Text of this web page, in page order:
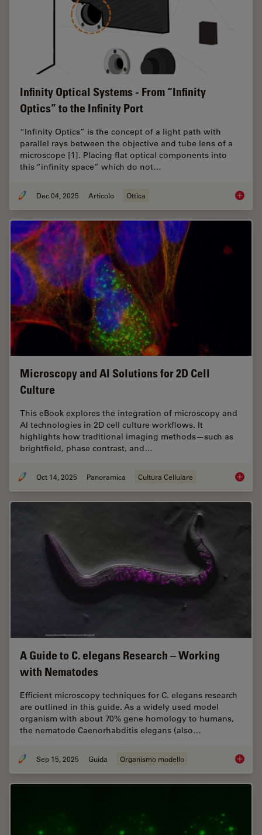
Infinity Optical Systems - From “Infinity
Optics” to the Infinity Port
“Infinity Optics” is the concept of a light path with
parallel rays between the objective and tube lens of a
microscope [1]. Placing flat optical components into
this “infinity space” which do not…
Dec 04, 2025 Articolo Ottica Infinity
Microscopy and AI Solutions for 2D Cell
Culture
This eBook explores the integration of microscopy and
AI technologies in 2D cell culture workflows. It
highlights how traditional imaging methods—such as
brightfield, phase contrast, and…
Oct 14, 2025 Panoramica Cultura Cellulare
A Guide to C. elegans Research – Working
with Nematodes
Efficient microscopy techniques for C. elegans research
are outlined in this guide. As a widely used model
organism with about 70% gene homology to humans,
the nematode Caenorhabditis elegans (also…
Sep 15, 2025 Guida Organismo modello A